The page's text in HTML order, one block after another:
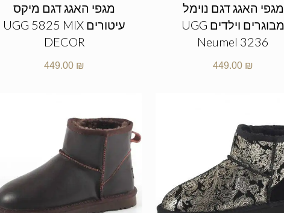
מגפי האגג דגם נוימל
מבוגרים וילדים UGG
Neumel 3236
449.00 ₪
מגפי האגג דגם מיקס
עיטורים UGG 5825 MIX
DECOR
449.00 ₪